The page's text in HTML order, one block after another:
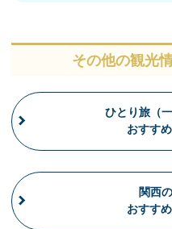
その他の観光
ひとり旅（
おすす
関西
おすす